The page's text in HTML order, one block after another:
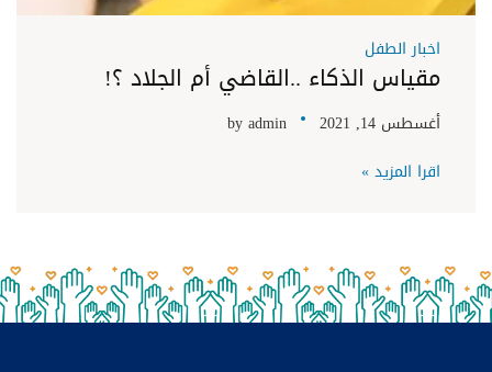
اخبار الطفل
مقياس الذكاء ..القاضي أم الجلاد ؟!
أغسطس 14, 2021 byadmin
اقرا المزيد »